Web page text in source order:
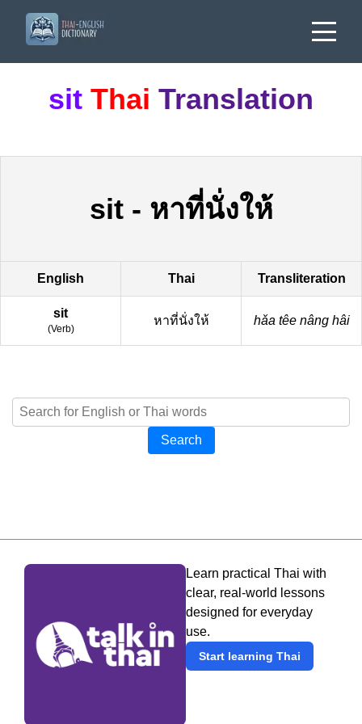
sit Thai Translation
sit- หาที่นั่งให้
English Thai Transliteration
sit
(Verb)
หาที่นั่งให้ hǎa têe nâng hâi
Search
Learn practical Thai with
clear, real-world lessons
designed for everyday
use.
Start learning Thai